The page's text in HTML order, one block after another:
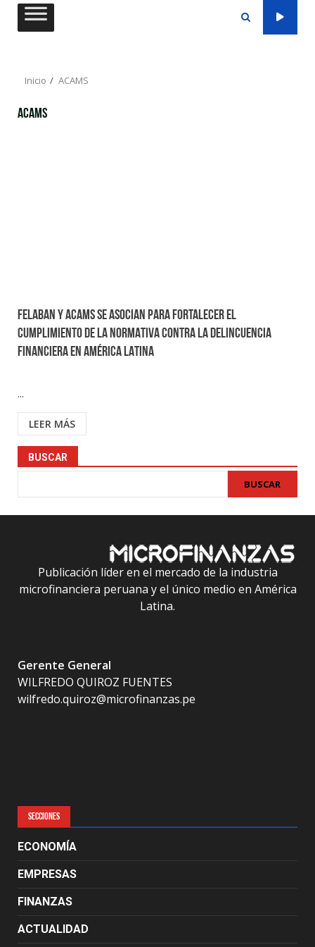
Saltar
Inicio ACAMS
ACAMS
FELABAN Y ACAMS SE ASOCIAN PARA FORTALECER EL
CUMPLIMIENTO DE LA NORMATIVA CONTRA LA DELINCUENCIA
FINANCIERA EN AMÉRICA LATINA
...
LEER MÁS
BUSCAR
BUSCAR
Publicación líder en el mercado de la industria
microfinanciera peruana y el único medio en América
Latina.
Gerente General
WILFREDO QUIROZ FUENTES
wilfredo.quiroz@microfinanzas.pe
SECCIONES
ECONOMÍA
EMPRESAS
FINANZAS
ACTUALIDAD